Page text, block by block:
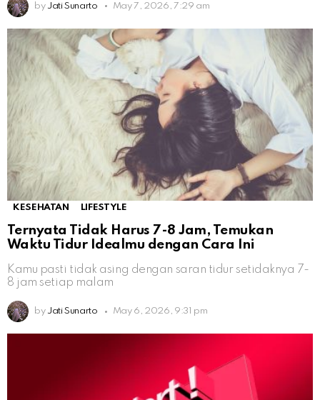
by Jati Sunarto May 7, 2026, 7:29 am
KESEHATAN LIFESTYLE
Ternyata Tidak Harus 7-8 Jam, Temukan
Waktu Tidur Idealmu dengan Cara Ini
Kamu pasti tidak asing dengan saran tidur setidaknya 7-
8 jam setiap malam
by Jati Sunarto May 6, 2026, 9:31 pm